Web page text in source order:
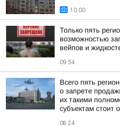
10:00
Только пять
возможностью
вейпов и
09:54
Всего пять
о запрете
их такими
субъектам стоит
08:24